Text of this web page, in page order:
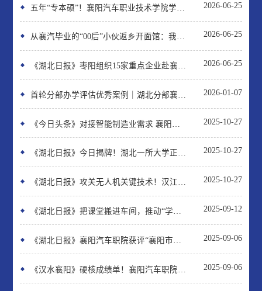
2026-06-25
从襄汽毕业的“00后”小伙返乡开面馆：我想让世界尝到“襄阳味道” 2026-06-25
《湖北日报》枣阳组织15家重点企业赴襄阳汽车职业技术学院招贤纳才 2026-06-25
2026-01-07
2025-10-27
《湖北日报》今日揭牌！湖北一所大学正式更名 2025-10-27
《湖北日报》攻关无人机关键技术！汉江流域低空经济产教融合共同体在襄阳成立 2025-10-27
《湖北日报》把课堂搬进车间，推动“学用结合”！枣阳汽车产业学院揭牌成立 2025-09-12
2025-09-06
2025-09-06